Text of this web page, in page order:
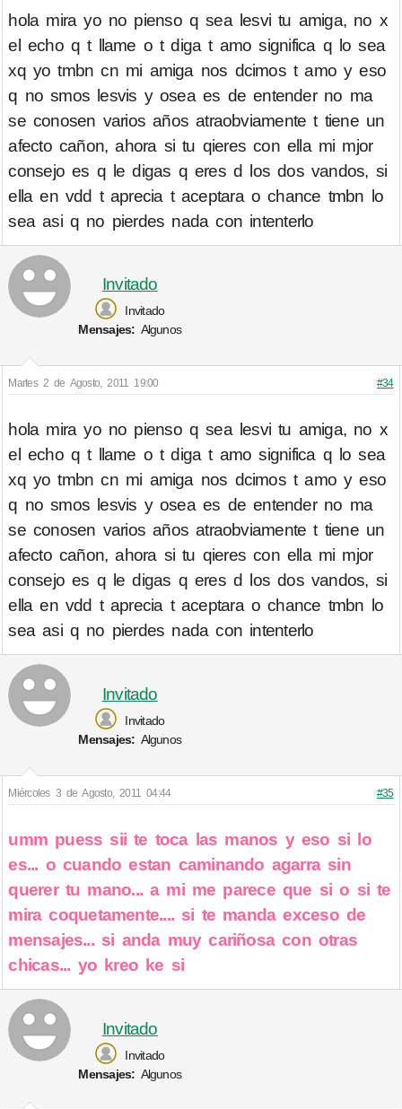
hola mira yo no pienso q sea lesvi tu amiga, no x
el echo q t llame o t diga t amo significa q lo sea
xq yo tmbn cn mi amiga nos dcimos t amo y eso
q no smos lesvis y osea es de entender no ma
se conosen varios años atraobviamente t tiene un
afecto cañon, ahora si tu qieres con ella mi mjor
consejo es q le digas q eres d los dos vandos, si
ella en vdd t aprecia t aceptara o chance tmbn lo
sea asi q no pierdes nada con intenterlo
Invitado
Invitado
Mensajes: Algunos
Martes 2 de Agosto, 2011 19:00 #34
hola mira yo no pienso q sea lesvi tu amiga, no x
el echo q t llame o t diga t amo significa q lo sea
xq yo tmbn cn mi amiga nos dcimos t amo y eso
q no smos lesvis y osea es de entender no ma
se conosen varios años atraobviamente t tiene un
afecto cañon, ahora si tu qieres con ella mi mjor
consejo es q le digas q eres d los dos vandos, si
ella en vdd t aprecia t aceptara o chance tmbn lo
sea asi q no pierdes nada con intenterlo
Invitado
Invitado
Mensajes: Algunos
Miércoles 3 de Agosto, 2011 04:44 #35
umm puess sii te toca las manos y eso si lo
es... o cuando estan caminando agarra sin
querer tu mano... a mi me parece que si o si te
mira coquetamente.... si te manda exceso de
mensajes... si anda muy cariñosa con otras
chicas... yo kreo ke si
Invitado
Invitado
Mensajes: Algunos